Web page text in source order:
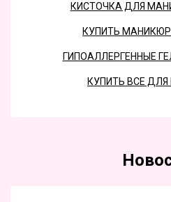
КИСТОЧКА ДЛЯ
КУПИТЬ
ГИПОАЛЛЕРГЕННЫЕ
КУПИТЬ ВСЕ